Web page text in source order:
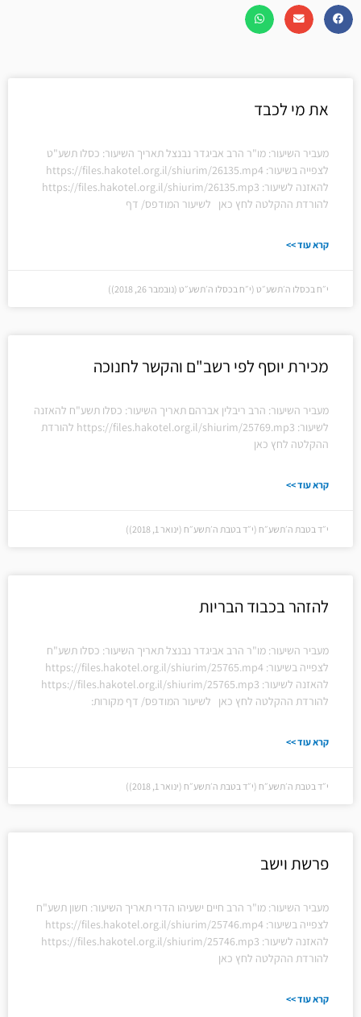
את מי לכבד
מעביר השיעור: מו"ר הרב אביגדר נבנצל תאריך השיעור: כסלו תשע"ט
להאזנה לשיעור: https://files.hakotel.org.il/shiurim/26135.mp3
להורדת ההקלטה לחץ כאן לשיעור המודפס/ דף
קרא עוד >>
י״ח בכסלו ה׳תשע״ט (י״ח בכסלו ה׳תשע״ט (נובמבר 26, 2018))
מכירת יוסף לפי רשב"ם והקשר לחנוכה
מעביר השיעור: הרב ריבלין אברהם תאריך השיעור: כסלו תשע"ח להאזנה
לשיעור: https://files.hakotel.org.il/shiurim/25769.mp3 להורדת
ההקלטה לחץ כאן
קרא עוד >>
י״ד בטבת ה׳תשע״ח (י״ד בטבת ה׳תשע״ח (ינואר 1, 2018))
להזהר בכבוד הבריות
מעביר השיעור: מו"ר הרב אביגדר נבנצל תאריך השיעור: כסלו תשע"ח
לצפייה בשיעור: https://files.hakotel.org.il/shiurim/25765.mp4
להאזנה לשיעור: https://files.hakotel.org.il/shiurim/25765.mp3
להורדת ההקלטה לחץ כאן לשיעור המודפס/ דף מקורות:
קרא עוד >>
י״ד בטבת ה׳תשע״ח (י״ד בטבת ה׳תשע״ח (ינואר 1, 2018))
פרשת וישב
מעביר השיעור: מו"ר הרב חיים ישעיהו הדרי תאריך השיעור: חשון תשע"ח
לצפייה בשיעור: https://files.hakotel.org.il/shiurim/25746.mp4
להאזנה לשיעור: https://files.hakotel.org.il/shiurim/25746.mp3
להורדת ההקלטה לחץ כאן
קרא עוד >>